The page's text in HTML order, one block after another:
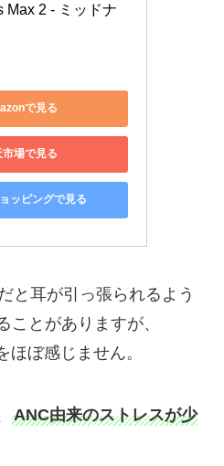
Max 2 - ミッドナ
で見る
市場で見る
ッピングで見る
と耳が引っ張られるよう
ことがありますが、
ぼ感じません。
ANC由来のストレスが少